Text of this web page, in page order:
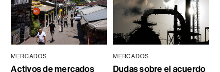
MERCADOS
Activos de mercados
MERCADOS
Dudas sobre el acuerdo